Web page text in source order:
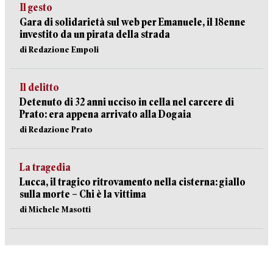
Il gesto
Gara di solidarietà sul web per Emanuele, il 18enne
investito da un pirata della strada
di Redazione Empoli
Il delitto
Detenuto di 32 anni ucciso in cella nel carcere di
Prato: era appena arrivato alla Dogaia
di Redazione Prato
La tragedia
Lucca, il tragico ritrovamento nella cisterna: giallo
sulla morte – Chi è la vittima
di Michele Masotti